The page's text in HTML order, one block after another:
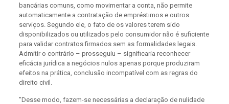
bancárias comuns, como movimentar a conta, não permite
automaticamente a contratação de empréstimos e outros
serviços. Segundo ele, o fato de os valores terem sido
disponibilizados ou utilizados pelo consumidor não é suficiente
para validar contratos firmados sem as formalidades legais.
Admitir o contrário – prosseguiu – significaria reconhecer
eficácia jurídica a negócios nulos apenas porque produziram
efeitos na prática, conclusão incompatível com as regras do
direito civil.
"Desse modo, fazem-se necessárias a declaração de nulidade